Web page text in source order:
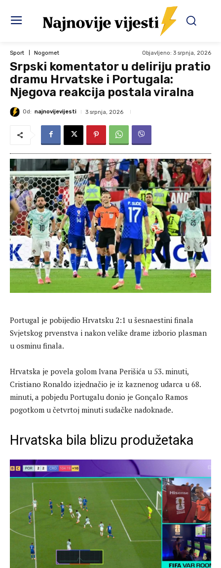
Sport Nogomet Objavljeno: 3 srpnja, 2026
Srpski komentator u deliriju pratio
dramu Hrvatske i Portugala:
Njegova reakcija postala viralna
Od: najnovijevijesti 3 srpnja, 2026
Portugal je pobijedio Hrvatsku 2:1 u šesnaestini finala
Svjetskog prvenstva i nakon velike drame izborio plasman
u osminu finala.
Hrvatska je povela golom Ivana Perišića u 53. minuti,
Cristiano Ronaldo izjednačio je iz kaznenog udarca u 68.
minuti, a pobjedu Portugalu donio je Gonçalo Ramos
pogotkom u četvrtoj minuti sudačke nadoknade.
Hrvatska bila blizu produžetaka